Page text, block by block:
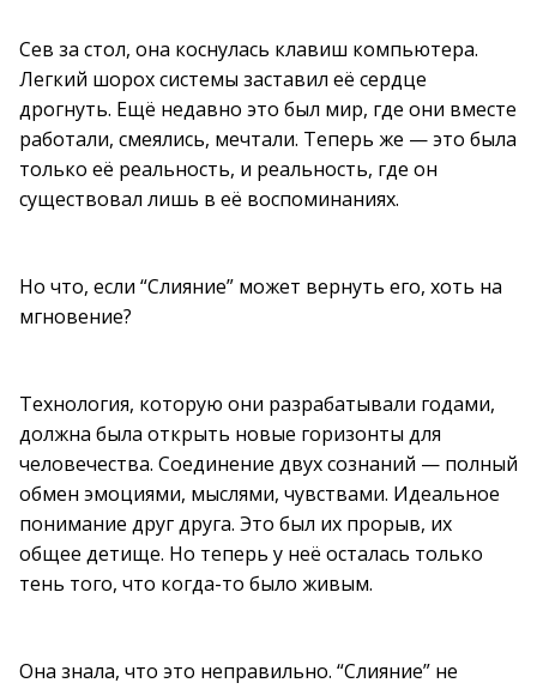
Сев за стол, она коснулась клавиш компьютера.
Легкий шорох системы заставил её сердце
дрогнуть. Ещё недавно это был мир, где они вместе
работали, смеялись, мечтали. Теперь же — это была
только её реальность, и реальность, где он
существовал лишь в её воспоминаниях.
Но что, если “Слияние” может вернуть его, хоть на
мгновение?
Технология, которую они разрабатывали годами,
должна была открыть новые горизонты для
человечества. Соединение двух сознаний — полный
обмен эмоциями, мыслями, чувствами. Идеальное
понимание друг друга. Это был их прорыв, их
общее детище. Но теперь у неё осталась только
тень того, что когда-то было живым.
Она знала, что это неправильно. “Слияние” не